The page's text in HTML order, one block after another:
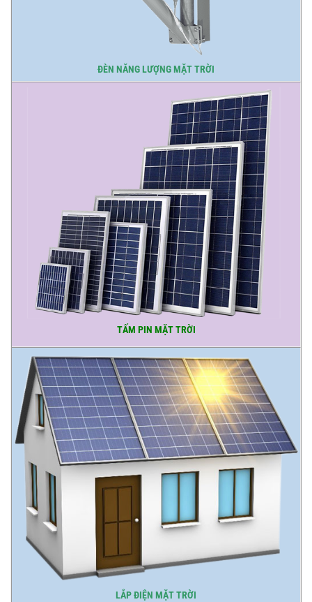
ĐÈN NĂNG LƯỢNG MẶT TRỜI
TẤM PIN MẶT TRỜI
LẮP ĐIỆN MẶT TRỜI